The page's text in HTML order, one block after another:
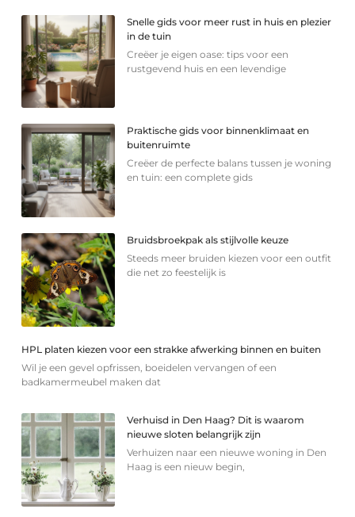
Snelle gids voor meer rust in huis en plezier
in de tuin
Creëer je eigen oase: tips voor een
rustgevend huis en een levendige
Praktische gids voor binnenklimaat en
buitenruimte
Creëer de perfecte balans tussen je woning
en tuin: een complete gids
Bruidsbroekpak als stijlvolle keuze
Steeds meer bruiden kiezen voor een outfit
die net zo feestelijk is
HPL platen kiezen voor een strakke afwerking binnen en buiten
Wil je een gevel opfrissen, boeidelen vervangen of een
badkamermeubel maken dat
Verhuisd in Den Haag? Dit is waarom
nieuwe sloten belangrijk zijn
Verhuizen naar een nieuwe woning in Den
Haag is een nieuw begin,